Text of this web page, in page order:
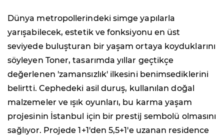
Dünya metropollerindeki simge yapılarla
yarışabilecek, estetik ve fonksiyonu en üst
seviyede buluşturan bir yaşam ortaya koyduklarını
söyleyen Toner, tasarımda yıllar geçtikçe
değerlenen 'zamansızlık' ilkesini benimsediklerini
belirtti. Cephedeki asil duruş, kullanılan doğal
malzemeler ve ışık oyunları, bu karma yaşam
projesinin İstanbul için bir prestij sembolü olmasını
sağlıyor. Projede 1+1'den 5,5+1'e uzanan residence